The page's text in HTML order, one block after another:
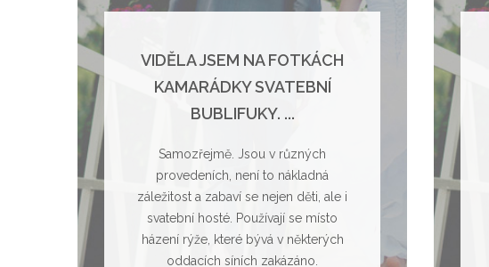
VIDĚLA JSEM NA FOTKÁCH
KAMARÁDKY SVATEBNÍ
BUBLIFUKY. ...
Samozřejmě. Jsou v různých
provedeních, není to nákladná
záležitost a zabaví se nejen děti, ale i
svatební hosté. Používají se místo
házení rýže, které bývá v některých
oddacích síních zakázáno.